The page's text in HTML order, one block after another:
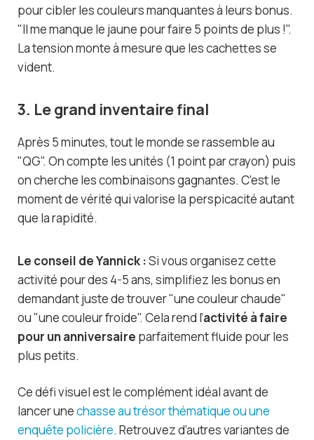
pour cibler les couleurs manquantes à leurs bonus.
"Il me manque le jaune pour faire 5 points de plus !".
La tension monte à mesure que les cachettes se
vident.
3. Le grand inventaire final
Après 5 minutes, tout le monde se rassemble au
"QG". On compte les unités (1 point par crayon) puis
on cherche les combinaisons gagnantes. C’est le
moment de vérité qui valorise la perspicacité autant
que la rapidité.
Le conseil de Yannick :Si vous organisez cette
activité pour des 4-5 ans, simplifiez les bonus en
demandant juste de trouver "une couleur chaude"
ou "une couleur froide". Cela rend l’activité à faire
pour un anniversaire parfaitement fluide pour les
plus petits.
Ce défi visuel est le complément idéal avant de
lancer unechasse au trésor thématique ou une
enquête policière. Retrouvez d’autres variantes de